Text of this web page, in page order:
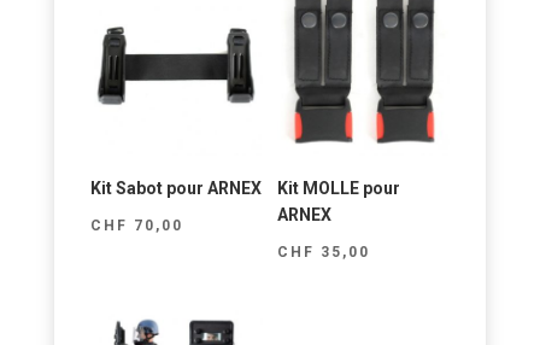
Kit Sabot pour ARNEX
CHF 70,00
Kit MOLLE pour
ARNEX
CHF 35,00